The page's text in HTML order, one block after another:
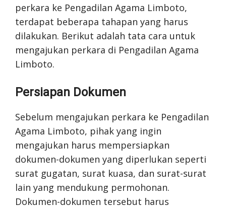
perkara ke Pengadilan Agama Limboto,
terdapat beberapa tahapan yang harus
dilakukan. Berikut adalah tata cara untuk
mengajukan perkara di Pengadilan Agama
Limboto.
Persiapan Dokumen
Sebelum mengajukan perkara ke Pengadilan
Agama Limboto, pihak yang ingin
mengajukan harus mempersiapkan
dokumen-dokumen yang diperlukan seperti
surat gugatan, surat kuasa, dan surat-surat
lain yang mendukung permohonan.
Dokumen-dokumen tersebut harus